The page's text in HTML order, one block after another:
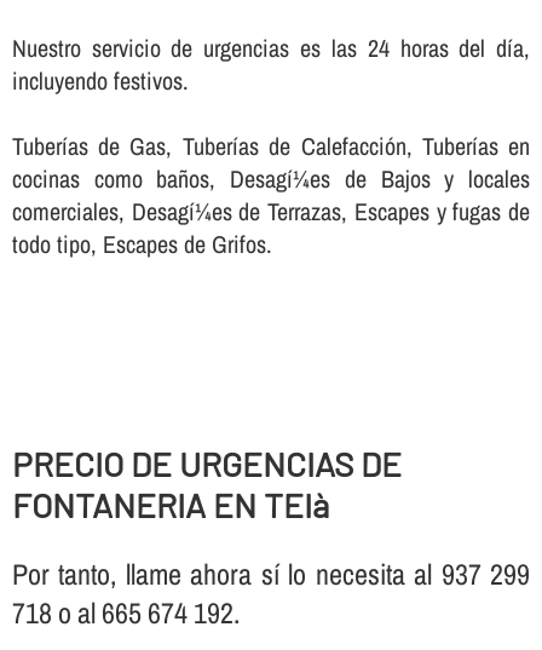
Nuestro servicio de urgencias es las 24 horas del dí­a,
incluyendo festivos.
Tuberí­as de Gas, Tuberí­as de Calefacción, Tuberí­as en
cocinas como baños, Desagí¼es de Bajos y locales
comerciales, Desagí¼es de Terrazas, Escapes y fugas de
todo tipo, Escapes de Grifos.
PRECIO DE URGENCIAS DE
FONTANERIA EN TEIà
Por tanto, llame ahora sí­ lo necesita al 937 299
718 o al 665 674 192.